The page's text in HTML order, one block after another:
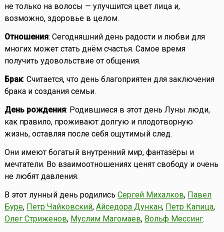
не только на волосы — улучшится цвет лица и,
возможно, здоровье в целом.
Отношения: Сегодняшний день радости и любви для
многих может стать днём счастья. Самое время
получить удовольствие от общения.
Брак: Считается, что день благоприятен для заключения
брака и создания семьи.
День рождения: Родившиеся в этот день Луны люди,
как правило, проживают долгую и плодотворную
жизнь, оставляя после себя ощутимый след.
Они имеют богатый внутренний мир, фантазёры и
мечтатели. Во взаимоотношениях ценят свободу и очень
не любят давления.
В этот лунный день родились Сергей Михалков, Павел
Буре, Петр Чайковский, Айседора Дункан, Петр Капица,
Олег Стриженов, Муслим Магомаев, Вольф Мессинг.